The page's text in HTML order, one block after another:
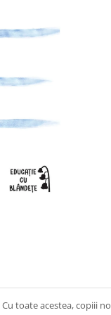
toate acestea, copiii